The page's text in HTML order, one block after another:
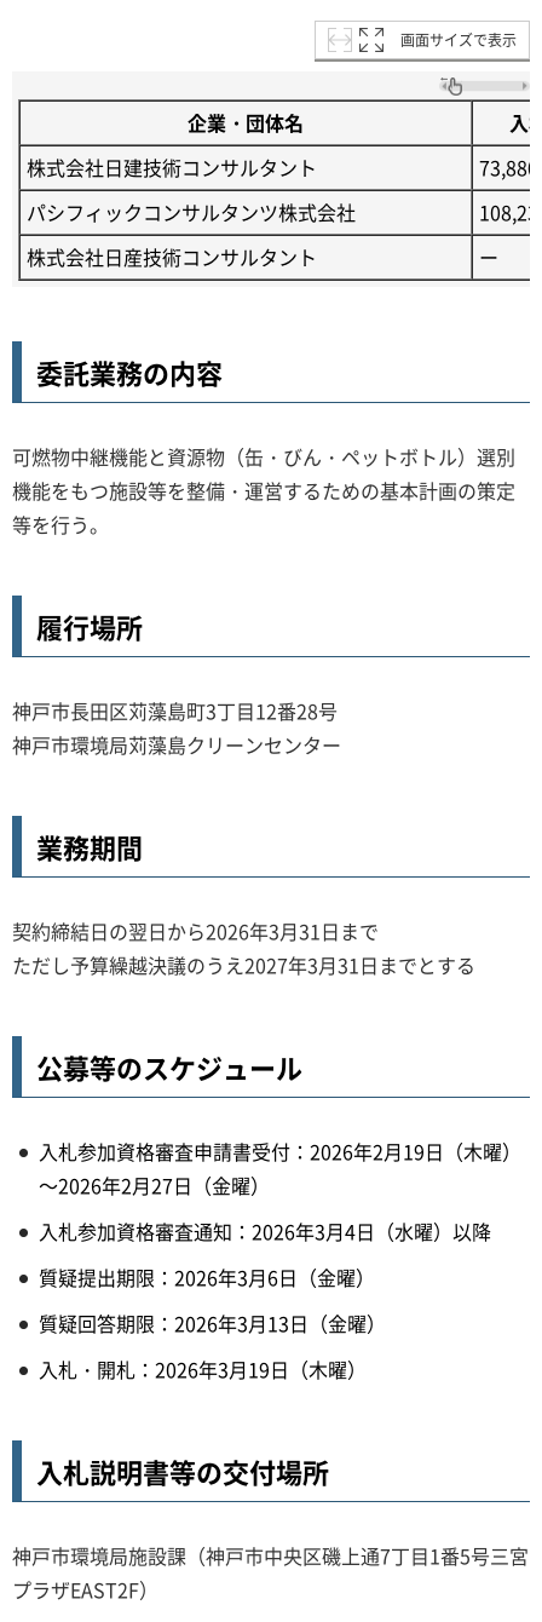
画面サイズで表示
企業・団体名
入
株式会社日建技術コンサルタント
パシフィックコンサルタンツ株式会社
株式会社日産技術コンサルタント
ー
委託業務の内容
可燃物中継機能と資源物（缶・びん・ペットボトル）選別
機能をもつ施設等を整備・運営するための基本計画の策定
等を行う。
履行場所
神戸市長田区苅藻島町3丁目12番28号
神戸市環境局苅藻島クリーンセンター
業務期間
契約締結日の翌日から2026年3月31日まで
ただし予算繰越決議のうえ2027年3月31日までとする
公募等のスケジュール
入札参加資格審査申請書受付：2026年2月19日（木曜）
～2026年2月27日（金曜）
入札参加資格審査通知：2026年3月4日（水曜）以降
質疑提出期限：2026年3月6日（金曜）
質疑回答期限：2026年3月13日（金曜）
入札・開札：2026年3月19日（木曜）
入札説明書等の交付場所
神戸市環境局施設課（神戸市中央区磯上通7丁目1番5号三宮
プラザEAST2F）